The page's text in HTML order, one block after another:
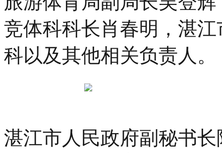
竞体科科长肖春明，湛
科以及其他相关负责人。
湛江市人民政府副秘书